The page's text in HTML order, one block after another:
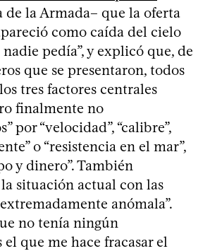
de la Armada– que la oferta
como caída del cielo
pedía”, y explicó que, de
que se presentaron, todos
tres factores centrales
finalmente no
por “velocidad”, “calibre”,
o “resistencia en el mar”,
y dinero”. También
situación actual con las
anómala”.
no tenía ningún
el que me hace fracasar el